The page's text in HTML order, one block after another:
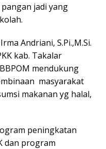
jadi yang
Andriani, S.Pi.,M.Si.
kab. Takalar
mendukung
masyarakat
makanan yg halal,
peningkatan
dan program